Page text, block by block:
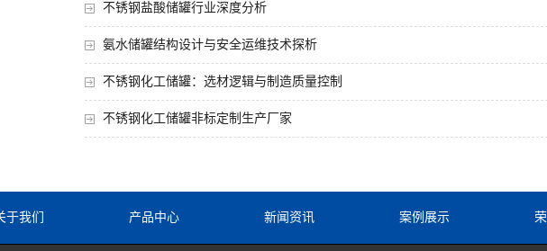
不锈钢盐酸储罐行业深度分析
氨水储罐结构设计与安全运维技术探析
不锈钢化工储罐：选材逻辑与制造质量控制
不锈钢化工储罐非标定制生产厂家
于我们 产品中心 新闻资讯 案例展示